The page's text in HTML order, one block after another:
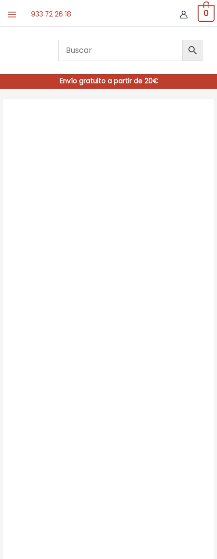
contenido
933 72 26 18 0
Envío gratuito a partir de 20€